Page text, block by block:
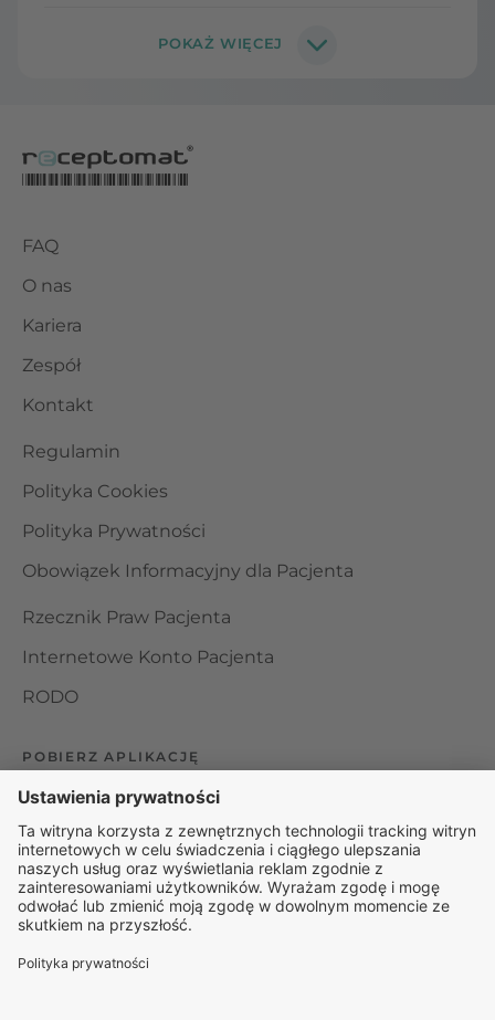
FAQ
O nas
Kariera
Zespół
Kontakt
Regulamin
Polityka Cookies
Polityka Prywatności
Obowiązek Informacyjny dla Pacjenta
Rzecznik Praw Pacjenta
Internetowe Konto Pacjenta
RODO
POBIERZ APLIKACJĘ
Organizator udzielania świadczeń telemedycznych jest
podmiotem leczniczym w rozumieniu ustawy z dnia 15
kwietnia 2011 roku o działalności leczniczej, wpisanym do
rejestru podmiotów wykonujących działalność leczniczą pod
numerem: 000000229172.